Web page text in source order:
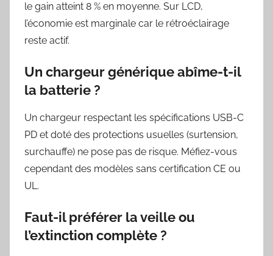
le gain atteint 8 % en moyenne. Sur LCD,
l’économie est marginale car le rétroéclairage
reste actif.
Un chargeur générique abîme-t-il
la batterie ?
Un chargeur respectant les spécifications USB-C
PD et doté des protections usuelles (surtension,
surchauffe) ne pose pas de risque. Méfiez-vous
cependant des modèles sans certification CE ou
UL.
Faut-il préférer la veille ou
l’extinction complète ?